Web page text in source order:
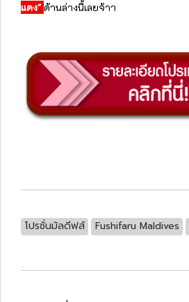
แดง"ด้านล่างนี้เลยจ้าา
โปรชั่นมัลดีฟส์ Fushifaru Maldives